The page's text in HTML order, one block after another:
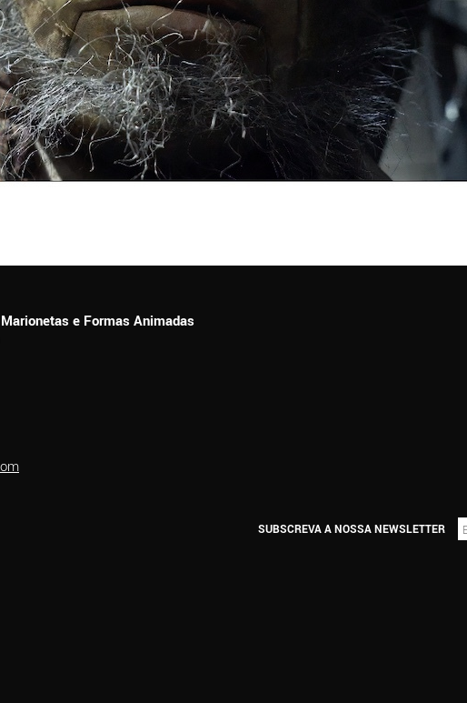
e Formas Animadas
SUBSCREVA A NOSSA NEWSLETTER